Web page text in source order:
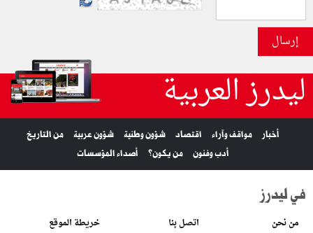
إرسال
ليدرز العربية
أخبار مواقف وآراء اقتصاد شؤون وطنية شؤون عربية
من التاريخ
أدب وفنون
من يكون؟ أصداء المؤسسات
في ليدرز
من نحن اتصل بنا خريطة الموقع